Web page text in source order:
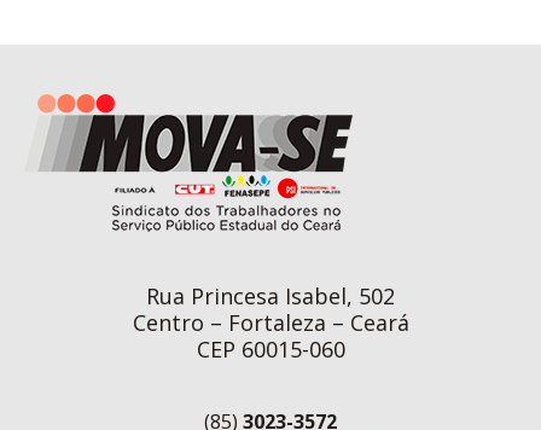
Rua Princesa Isabel, 502
Centro – Fortaleza – Ceará
CEP 60015-060
(85) 3023-3572